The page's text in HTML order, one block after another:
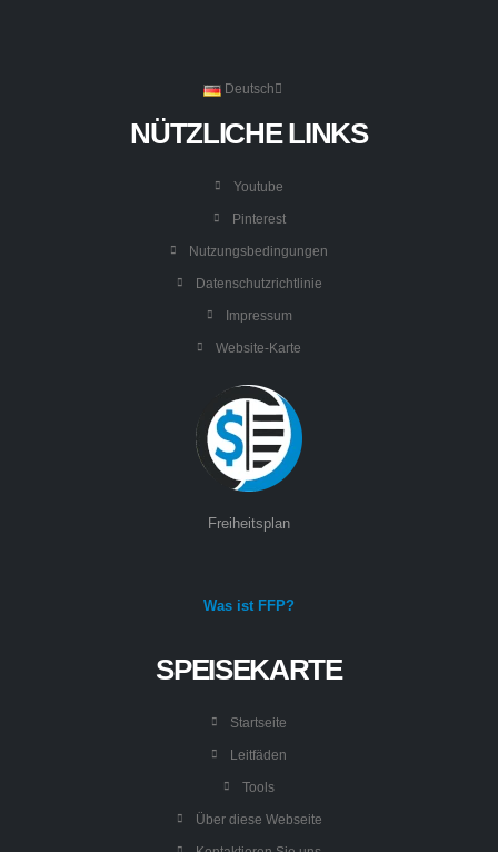
Deutsch
NÜTZLICHE LINKS
Youtube
Pinterest
Nutzungsbedingungen
Datenschutzrichtlinie
Impressum
Website-Karte
Freiheitsplan
Was ist FFP?
SPEISEKARTE
Startseite
Leitfäden
Tools
Über diese Webseite